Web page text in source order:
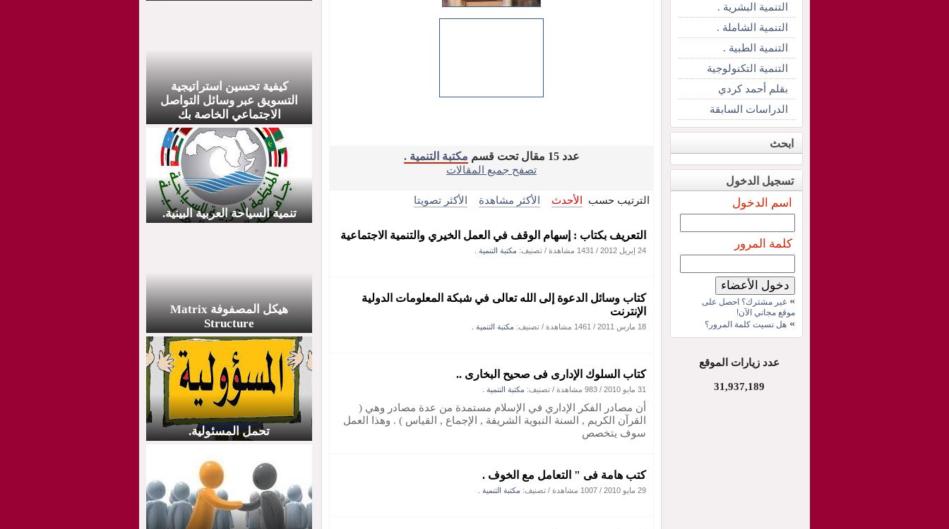
عدد 15 مقال تحت قسم
مكتبة التنمية .
تصفح جميع المقالات
الترتيب حسب الأحدث الأكثر مشاهدة الأكثر تصويتا
التعريف بكتاب : إسهام الوقف في العمل الخيري والتنمية الاجتماعية
24 إبريل 2012 / 1431 مشاهدة / تصنيف: مكتبة التنمية .
كتاب وسائل الدعوة إلى الله تعالى في شبكة المعلومات الدولية
الإنترنت
18 مارس 2011 / 1461 مشاهدة / تصنيف: مكتبة التنمية .
كتاب السلوك الإدارى فى صحيح البخارى ..
31 مايو 2010 / 983 مشاهدة / تصنيف: مكتبة التنمية .
أن مصادر الفكر الإداري في الإسلام مستمدة من عدة مصادر وهي (
القرآن الكريم , السنة النبوية الشريفة , الإجماع , القياس ) . وهذا العمل
سوف يتخصص
كتب هامة فى " التعامل مع الخوف .
29 مايو 2010 / 1007 مشاهدة / تصنيف: مكتبة التنمية .
التنمية البشرية .
التنمية الشاملة .
التنمية الطبية .
التنمية التكنولوجية
بقلم أحمد كردي
الدراسات السابقة
ابحث
تسجيل الدخول
اسم الدخول
كلمة المرور
» غير مشترك؟ احصل على
موقع مجاني الآن!
» هل نسيت كلمة المرور؟
عدد زيارات الموقع
31,937,189
كيفية تحسين استراتيجية
التسويق عبر وسائل التواصل
الاجتماعي الخاصة بك
تنمية السياحة العربية البينية.
هيكل المصفوفة Matrix
Structure
تحمل المسئولية.